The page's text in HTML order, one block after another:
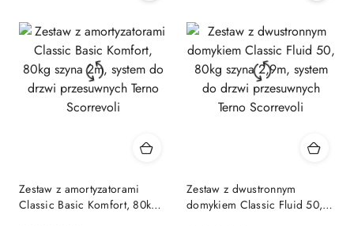
Zestaw z amortyzatorami
Classic Basic Komfort, 80kg
Zestaw z dwustronnym
domykiem Classic Fluid 50,